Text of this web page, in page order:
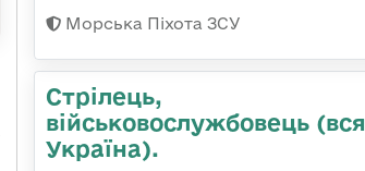
Морська Піхота ЗСУ
Стрілець,
військовослужбовець (вся
Україна).